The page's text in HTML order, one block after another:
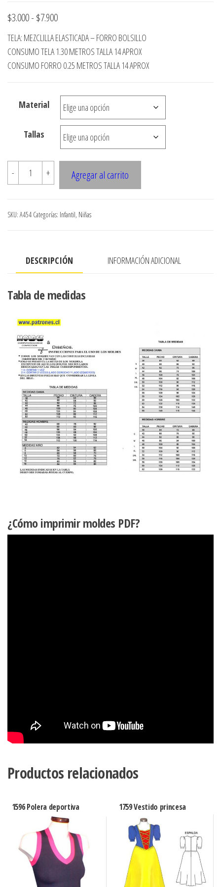
$3.000- $7.900Rango
de
precios:
desde
hasta
$7.900
TELA: MEZCLILLA ELASTICADA – FORRO BOLSILLO
CONSUMO TELA 1.30 METROS TALLA 14 APROX
CONSUMO FORRO 0.25 METROS TALLA 14 APROX
Material
Tallas
-
A454
TORERO
UP
cantidad
+ Agregar al carrito
SKU: A454 Categorías: Infantil, Niñas
DESCRIPCIÓN INFORMACIÓN ADICIONAL
Tabla de medidas
¿Cómo imprimir moldes PDF?
Productos relacionados
1596 Polera deportiva 1759 Vestido princesa